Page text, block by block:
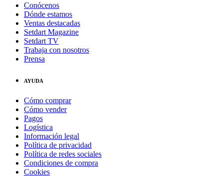
Conócenos
Dónde estamos
Ventas destacadas
Setdart Magazine
Setdart TV
Trabaja con nosotros
Prensa
AYUDA
Cómo comprar
Cómo vender
Pagos
Logística
Información legal
Política de privacidad
Política de redes sociales
Condiciones de compra
Cookies